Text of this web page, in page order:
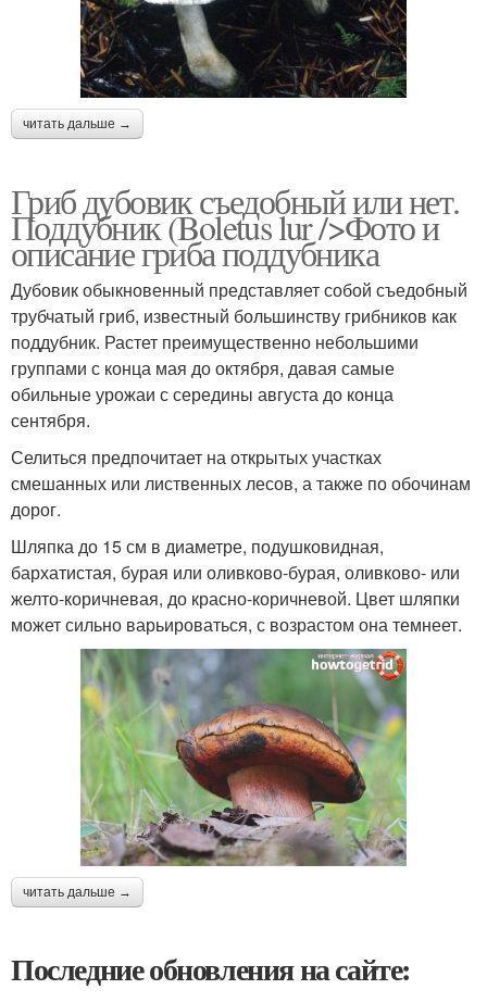
читать дальше →
Гриб дубовик съедобный или нет.
Поддубник (Boletus lur />Фото и
описание гриба поддубника
Дубовик обыкновенный представляет собой съедобный
трубчатый гриб, известный большинству грибников как
поддубник. Растет преимущественно небольшими
группами с конца мая до октября, давая самые
обильные урожаи с середины августа до конца
сентября.
Селиться предпочитает на открытых участках
смешанных или лиственных лесов, а также по обочинам
дорог.
Шляпка до 15 см в диаметре, подушковидная,
бархатистая, бурая или оливково-бурая, оливково- или
желто-коричневая, до красно-коричневой. Цвет шляпки
может сильно варьироваться, с возрастом она темнеет.
читать дальше →
Последние обновления на сайте: